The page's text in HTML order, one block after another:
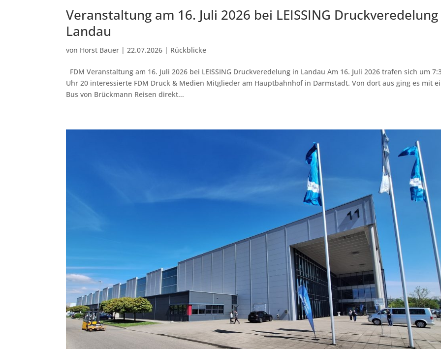
Veranstaltung am 16. Juli 2026 bei LEISSING
Landau
von Horst Bauer | 22.07.2026 | Rückblicke
FDM Veranstaltung am 16. Juli 2026 bei LEISSING Druckveredelung in Landau Am 16. Juli 2026 trafen sich um
Uhr 20 interessierte FDM Druck & Medien Mitglieder am Hauptbahnhof in Darmstadt. Von dort aus ging es mit
Bus von Brückmann Reisen direkt...